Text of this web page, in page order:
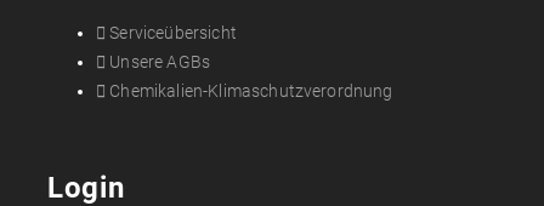
Serviceübersicht
Unsere AGBs
Chemikalien-Klimaschutzverordnung
Login